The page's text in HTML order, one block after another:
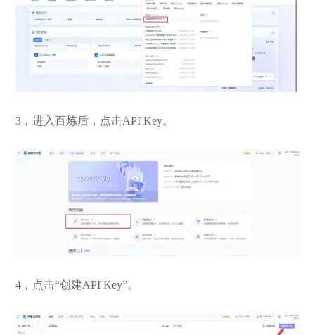
3，进入百炼后，点击API Key。
4，点击“创建API Key”。